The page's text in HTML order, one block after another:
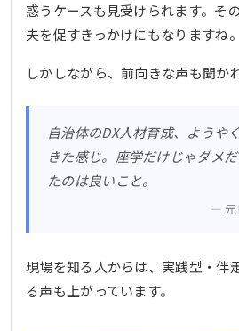
惑うケースも見受けられます。そ
夫を促すきっかけにもなりますね。
しかしながら、前向きな声も聞か
自治体のDX人材育成、ようや
きた感じ。座学だけじゃダメ
たのは良いこと。
現場を知る人からは、実践型・伴
る声も上がっています。